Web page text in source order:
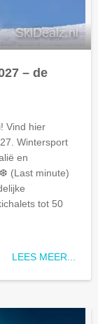
– de
Vind hier
Wintersport
en
(Last minute)
tot 50
LEES MEER...